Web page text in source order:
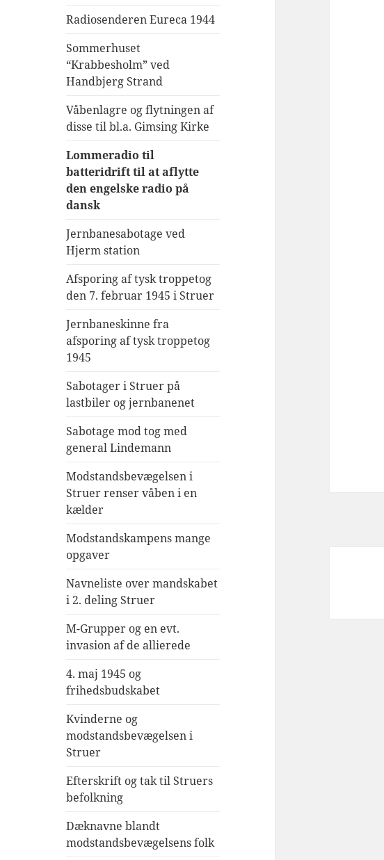
Radiosenderen Eureca 1944
Sommerhuset
“Krabbesholm” ved
Handbjerg Strand
Våbenlagre og flytningen af
disse til bl.a. Gimsing Kirke
Lommeradio til
batteridrift til at aflytte
den engelske radio på
dansk
Jernbanesabotage ved
Hjerm station
Afsporing af tysk troppetog
den 7. februar 1945 i Struer
Jernbaneskinne fra
afsporing af tysk troppetog
1945
Sabotager i Struer på
lastbiler og jernbanenet
Sabotage mod tog med
general Lindemann
Modstandsbevægelsen i
Struer renser våben i en
kælder
Modstandskampens mange
opgaver
Navneliste over mandskabet
i 2. deling Struer
M-Grupper og en evt.
invasion af de allierede
4. maj 1945 og
frihedsbudskabet
Kvinderne og
modstandsbevægelsen i
Struer
Efterskrift og tak til Struers
befolkning
Dæknavne blandt
modstandsbevægelsens folk